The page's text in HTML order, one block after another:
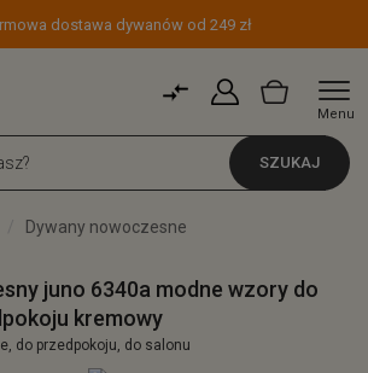
dostawa dywanów od 249 zł
Menu
SZUKAJ
Dywany nowoczesne
juno 6340a modne wzory do
kremowy
do przedpokoju, do salonu